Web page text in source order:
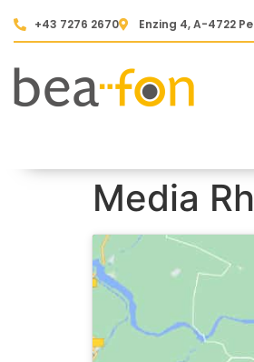
+43 7276 2670 Enzing 4, A-4722
Media